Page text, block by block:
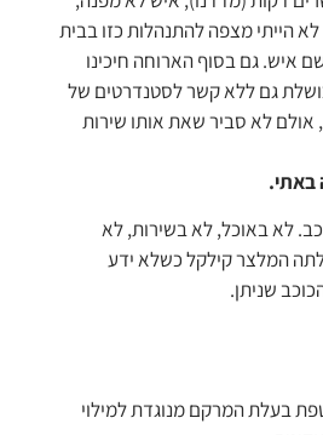
הייתי מצפה להתנהלות כזו בבית
איש. גם בסוף הארוחה חיכינו
גם ללא קשר לסטנדרטים של
אולם לא סביר שאת אותו שירות
באתי.
לא באוכל, לא בשירות, לא
המלצר קילקל כשלא ידע
שניתן.